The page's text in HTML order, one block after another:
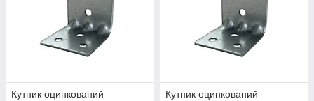
Кутник оцинкований
Кутник оцинкований